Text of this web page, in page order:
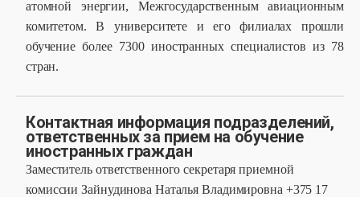
атомной энергии, Межгосударственным авиационным
комитетом. В университете и его филиалах прошли
обучение более 7300 иностранных специалистов из 78
стран.
Контактная информация подразделений,
ответственных за прием на обучение
иностранных граждан
Заместитель ответственного секретаря приемной
комиссии Зайнудинова Наталья Владимировна +375 17